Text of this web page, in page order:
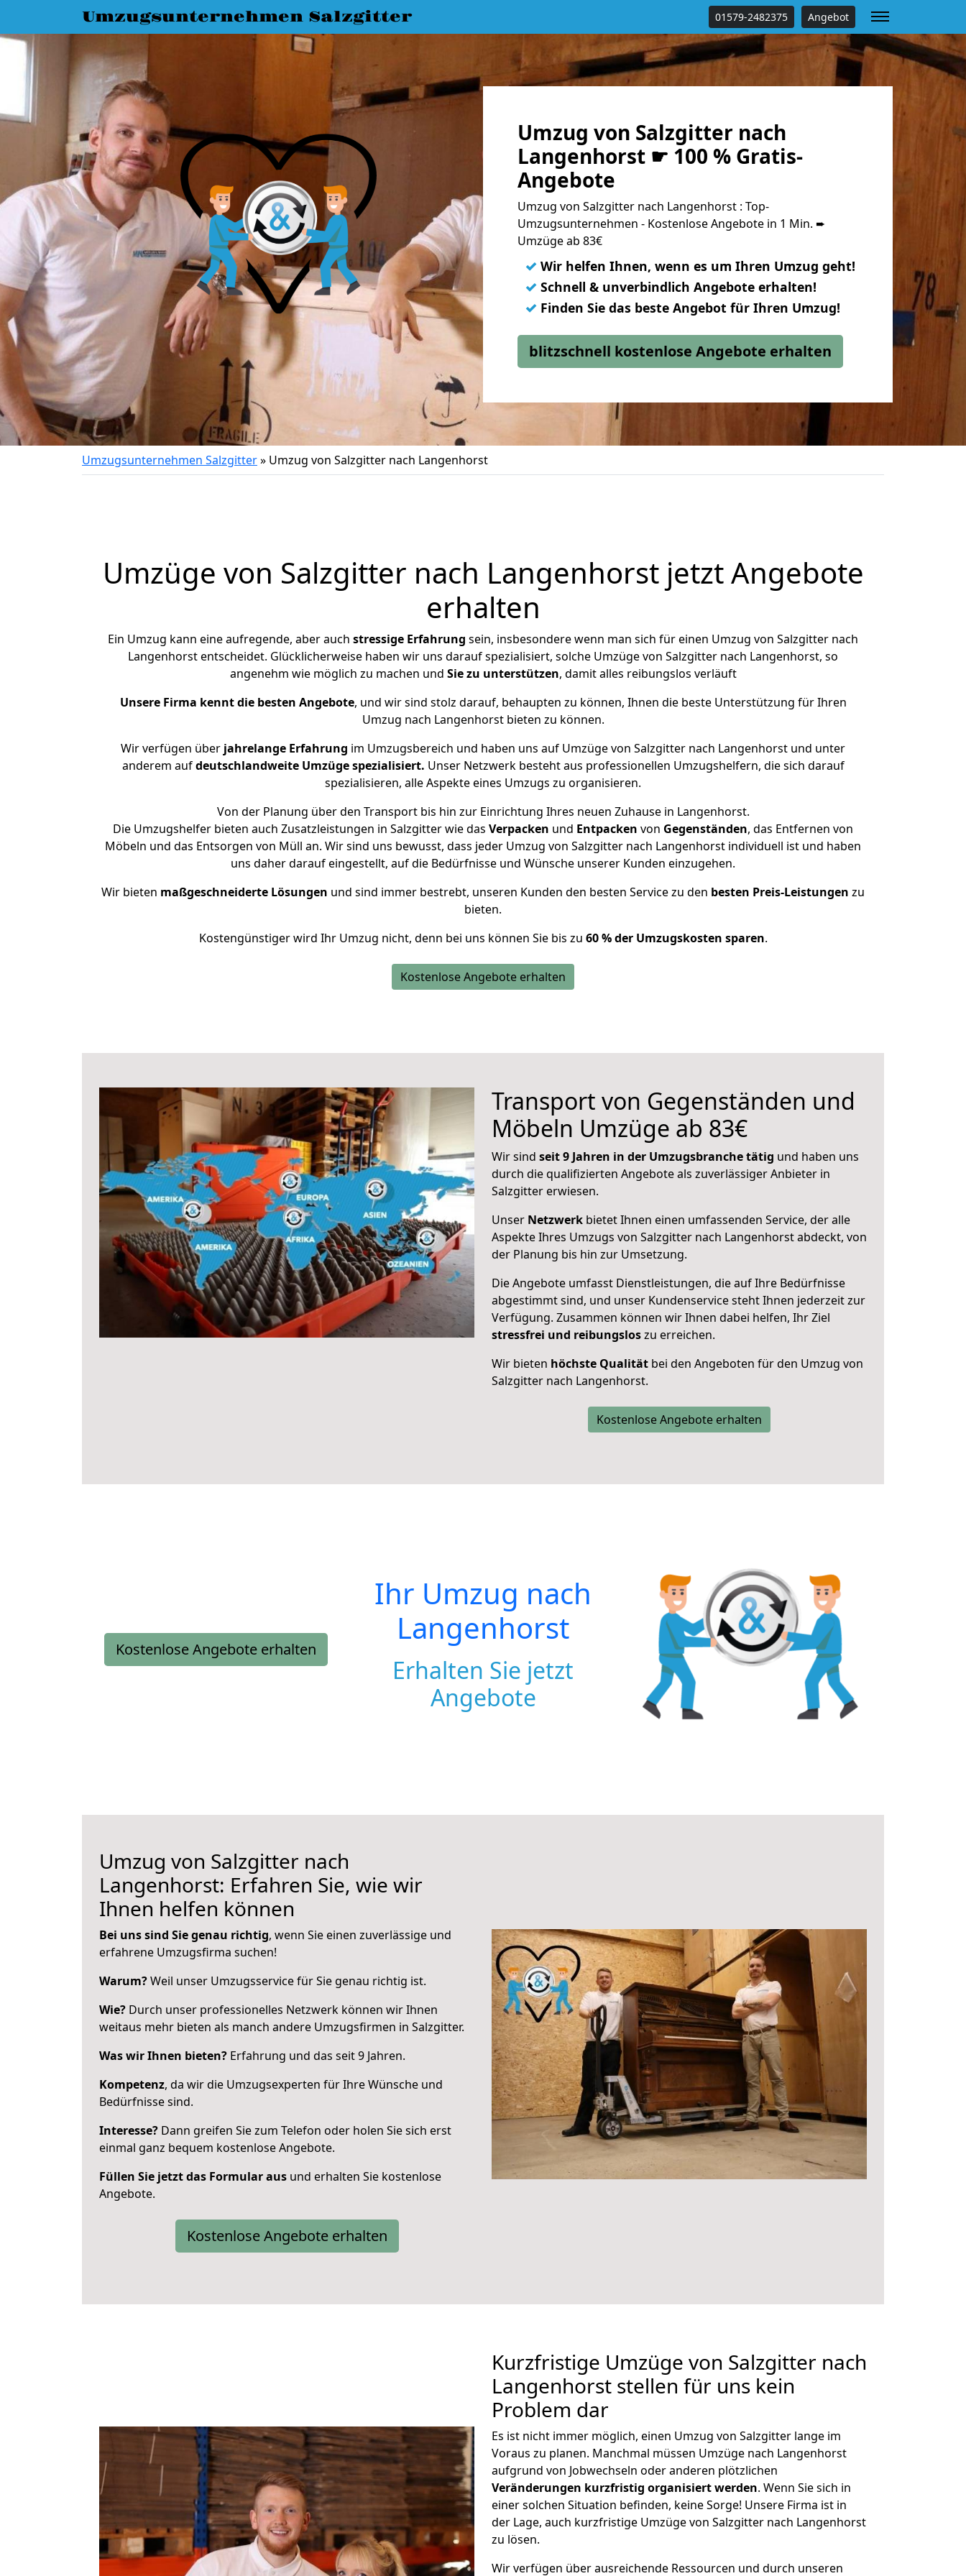
Umzugsunternehmen Salzgitter 01579-2482375 Angebot
Umzug von Salzgitter nach
Langenhorst ☛ 100 % Gratis-
Angebote
Umzug von Salzgitter nach Langenhorst : Top-
Umzugsunternehmen - Kostenlose Angebote in 1 Min. ➨
Umzüge ab 83€
✓ Wir helfen Ihnen, wenn es um Ihren Umzug geht!
✓ Schnell & unverbindlich Angebote erhalten!
✓ Finden Sie das beste Angebot für Ihren Umzug!
blitzschnell kostenlose Angebote erhalten
Umzugsunternehmen Salzgitter» Umzug von Salzgitter nach Langenhorst
Umzüge von Salzgitter nach Langenhorst jetzt Angebote
erhalten
Ein Umzug kann eine aufregende, aber auch stressige Erfahrung sein, insbesondere wenn man sich für einen Umzug von Salzgitter nach
Langenhorst entscheidet. Glücklicherweise haben wir uns darauf spezialisiert, solche Umzüge von Salzgitter nach Langenhorst, so
angenehm wie möglich zu machen und Sie zu unterstützen, damit alles reibungslos verläuft
Unsere Firma kennt die besten Angebote, und wir sind stolz darauf, behaupten zu können, Ihnen die beste Unterstützung für Ihren
Umzug nach Langenhorst bieten zu können.
Wir verfügen über jahrelange Erfahrung im Umzugsbereich und haben uns auf Umzüge von Salzgitter nach Langenhorst und unter
anderem aufdeutschlandweite Umzüge spezialisiert. Unser Netzwerk besteht aus professionellen Umzugshelfern, die sich darauf
spezialisieren, alle Aspekte eines Umzugs zu organisieren.
Von der Planung über den Transport bis hin zur Einrichtung Ihres neuen Zuhause in Langenhorst.
Die Umzugshelfer bieten auch Zusatzleistungen in Salzgitter wie das Verpacken und Entpacken von Gegenständen, das Entfernen von
Möbeln und das Entsorgen von Müll an. Wir sind uns bewusst, dass jeder Umzug von Salzgitter nach Langenhorst individuell ist und haben
uns daher darauf eingestellt, auf die Bedürfnisse und Wünsche unserer Kunden einzugehen.
Wir bieten maßgeschneiderte Lösungen und sind immer bestrebt, unseren Kunden den besten Service zu den besten Preis-Leistungen zu
bieten.
Kostengünstiger wird Ihr Umzug nicht, denn bei uns können Sie bis zu 60 % der Umzugskosten sparen.
Kostenlose Angebote erhalten
Transport von Gegenständen und
Möbeln Umzüge ab 83€
Wir sind seit 9 Jahren in der Umzugsbranche tätig und haben uns
durch die qualifizierten Angebote als zuverlässiger Anbieter in
Salzgitter erwiesen.
Unser Netzwerk bietet Ihnen einen umfassenden Service, der alle
Aspekte Ihres Umzugs von Salzgitter nach Langenhorst abdeckt, von
der Planung bis hin zur Umsetzung.
Die Angebote umfasst Dienstleistungen, die auf Ihre Bedürfnisse
abgestimmt sind, und unser Kundenservice steht Ihnen jederzeit zur
Verfügung. Zusammen können wir Ihnen dabei helfen, Ihr Ziel
stressfrei und reibungsloszu erreichen.
Wir bieten höchste Qualität bei den Angeboten für den Umzug von
Salzgitter nach Langenhorst.
Kostenlose Angebote erhalten
Kostenlose Angebote erhalten
Ihr Umzug nach
Langenhorst
Erhalten Sie jetzt
Angebote
Umzug von Salzgitter nach
Langenhorst: Erfahren Sie, wie wir
Ihnen helfen können
Bei uns sind Sie genau richtig, wenn Sie einen zuverlässige und
erfahrene Umzugsfirma suchen!
Warum?Weil unser Umzugsservice für Sie genau richtig ist.
Wie? Durch unser professionelles Netzwerk können wir Ihnen
weitaus mehr bieten als manch andere Umzugsfirmen in Salzgitter.
Was wir Ihnen bieten? Erfahrung und das seit 9 Jahren.
Kompetenz, da wir die Umzugsexperten für Ihre Wünsche und
Bedürfnisse sind.
Interesse? Dann greifen Sie zum Telefon oder holen Sie sich erst
einmal ganz bequem kostenlose Angebote.
Füllen Sie jetzt das Formular aus und erhalten Sie kostenlose
Angebote.
Kostenlose Angebote erhalten
Kurzfristige Umzüge von Salzgitter nach
Langenhorst stellen für uns kein
Problem dar
Es ist nicht immer möglich, einen Umzug von Salzgitter lange im
Voraus zu planen. Manchmal müssen Umzüge nach Langenhorst
aufgrund von Jobwechseln oder anderen plötzlichen
Veränderungen kurzfristig organisiert werden. Wenn Sie sich in
einer solchen Situation befinden, keine Sorge! Unsere Firma ist in
der Lage, auch kurzfristige Umzüge von Salzgitter nach Langenhorst
zu lösen.
Wir verfügen über ausreichende Ressourcen und durch unseren